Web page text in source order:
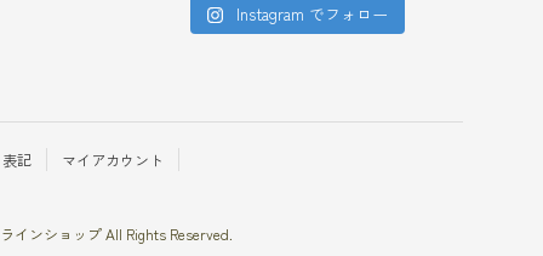
Instagram でフォロー
記 マイアカウント
ンショップ All Rights Reserved.